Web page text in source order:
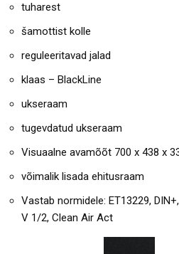
tuharest
šamottist kolle
reguleeritavad jalad
klaas – BlackLine
ukseraam
tugevdatud ukseraam
Visuaalne avamõõt 700 x 438 x
võimalik lisada ehitusraam
Vastab normidele: ET13229,
V 1/2, Clean Air Act